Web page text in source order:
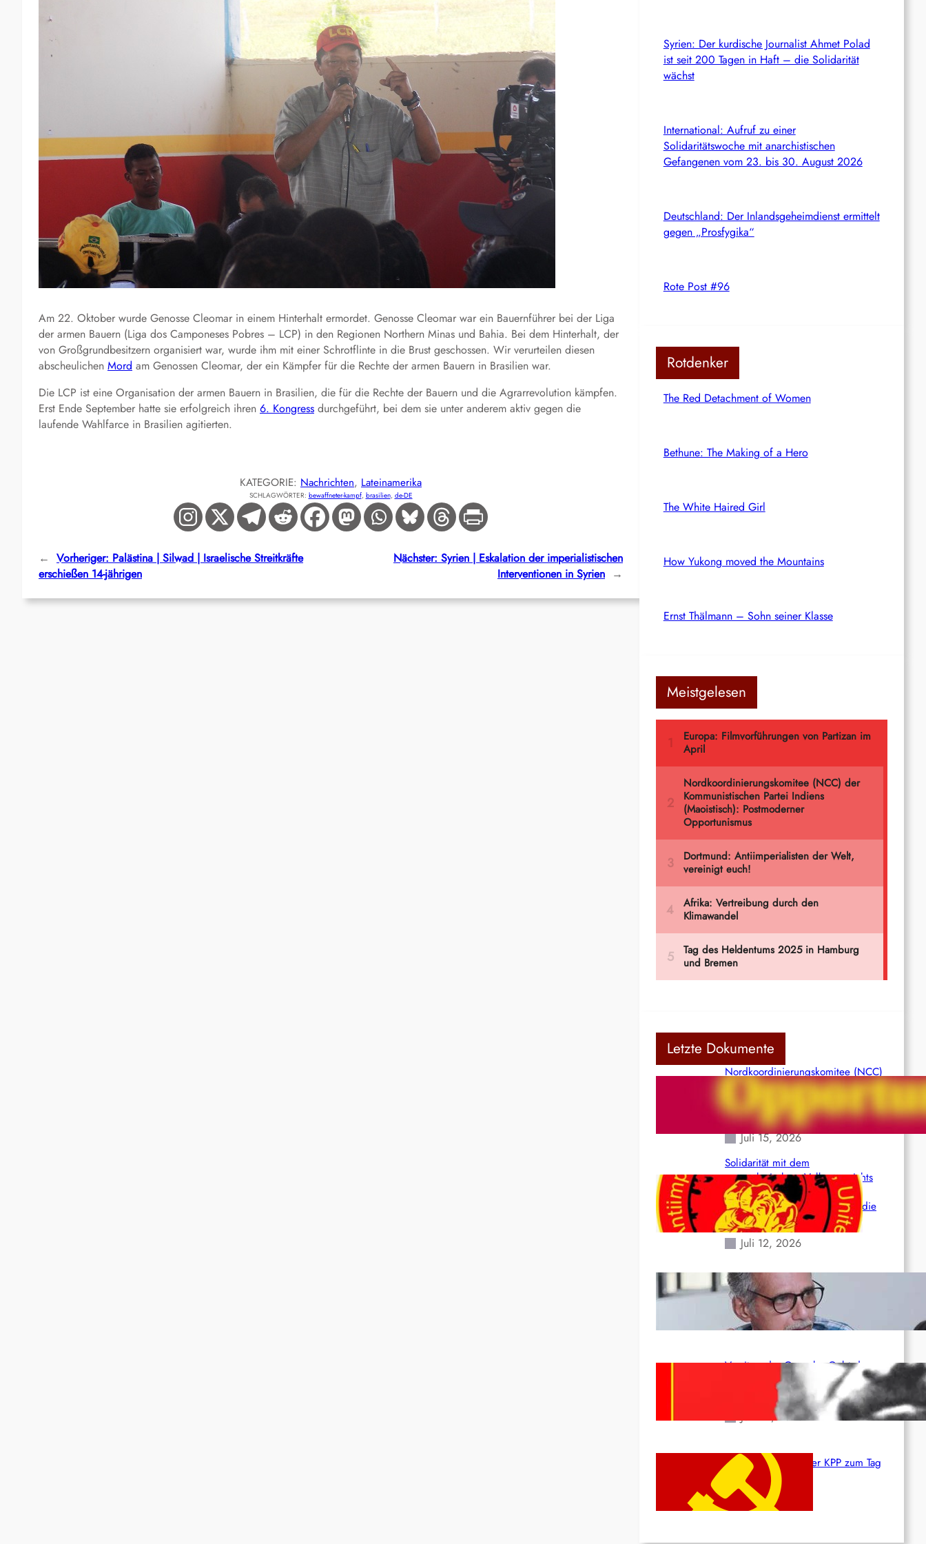
Am 22. Oktober wurde Genosse Cleomar in einem Hinterhalt ermordet. Genosse Cleomar war ein Bauernführer bei der Liga
der armen Bauern (Liga dos Camponeses Pobres – LCP) in den Regionen Northern Minas und Bahia. Bei dem Hinterhalt, der
von Großgrundbesitzern organisiert war, wurde ihm mit einer Schrotflinte in die Brust geschossen. Wir verurteilen diesen
abscheulichen Mord am Genossen Cleomar, der ein Kämpfer für die Rechte der armen Bauern in Brasilien war.
Die LCP ist eine Organisation der armen Bauern in Brasilien, die für die Rechte der Bauern und die Agrarrevolution kämpfen.
Erst Ende September hatte sie erfolgreich ihren 6. Kongress durchgeführt, bei dem sie unter anderem aktiv gegen die
laufende Wahlfarce in Brasilien agitierten.
KATEGORIE: Nachrichten, Lateinamerika
SCHLAGWÖRTER: bewaffneter-kampf, brasilien, de-DE
← Vorheriger: Palästina | Silwad | Israelische Streitkräfte
erschießen 14-jährigen
Nächster: Syrien | Eskalation der imperialistischen
Interventionen in Syrien →
Syrien: Der kurdische Journalist Ahmet Polad
ist seit 200 Tagen in Haft – die Solidarität
wächst
International: Aufruf zu einer
Solidaritätswoche mit anarchistischen
Gefangenen vom 23. bis 30. August 2026
Deutschland: Der Inlandsgeheimdienst ermittelt
gegen „Prosfygika“
Rote Post #96
Rotdenker
The Red Detachment of Women
Bethune: The Making of a Hero
The White Haired Girl
How Yukong moved the Mountains
Ernst Thälmann – Sohn seiner Klasse
Meistgelesen
Letzte Dokumente
Nordkoordinierungskomitee (NCC)
der Kommunistischen Partei Indiens
(Maoistisch): Postmoderner
Opportunismus
Juli 15, 2026
Solidarität mit dem
venezolanischem Volk angesichts
der verlorenen Leben und der
katastrophalen Situation durch die
Erdbeben des 24. Juni!
Juli 12, 2026
Indien: „Die Politik der
Kapitulation“ von K. Murali (Ajith)
Juli 1, 2026
Vorsitzender Gonzalo: Gebt das
Leben für die Partei und die
Juni 19, 2026
Beschluss des ZK der KPP zum Tag
des Heldentums
Juni 19, 2026